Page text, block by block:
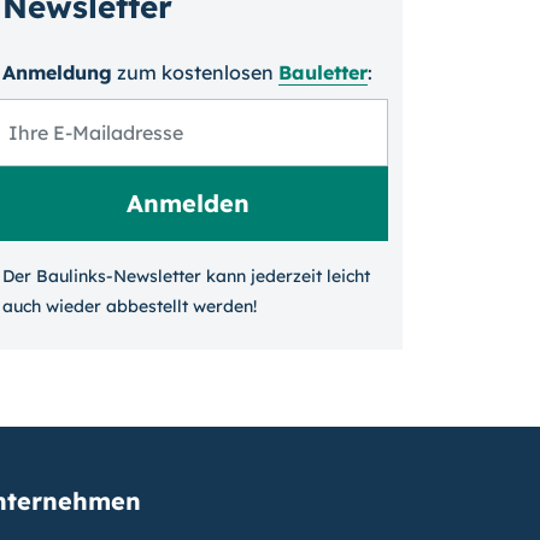
Anmeldung zum kosten­losen Bauletter:
Der Baulinks-Newsletter kann jeder­zeit leicht
auch wieder ab­bestellt werden!